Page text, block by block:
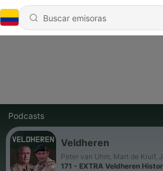
Podcasts
Veldheren
Peter van Uhm, Mart de Kruif,
171 - EXTRA Veldheren Historia - De